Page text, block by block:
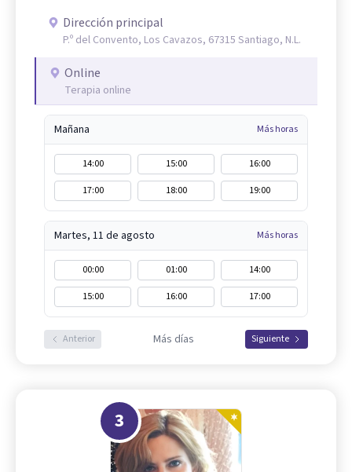
Dirección principal
P.º del Convento, Los Cavazos, 67315 Santiago, N.L.
Online
Terapia online
Mañana Más horas
14:00 15:00
16:00
17:00
18:00 19:00
Martes, 11 de agosto Más horas
00:00 01:00
14:00
15:00
16:00 17:00
Anterior Más días Siguiente
3